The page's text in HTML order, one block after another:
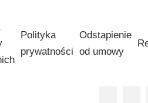
Polityka
prywatności
Odstapienie
od umowy